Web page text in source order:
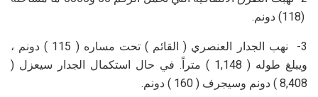
(118) دونم.
3- نهب الجدار العنصري ( القائم ) تحت مساره ( 115 ) دونم ،
ويبلغ طوله ( 1,148 ) متراً. في حال استكمال الجدار سيعزل (
8,408 ) دونم وسيجرف ( 160 ) دونم.